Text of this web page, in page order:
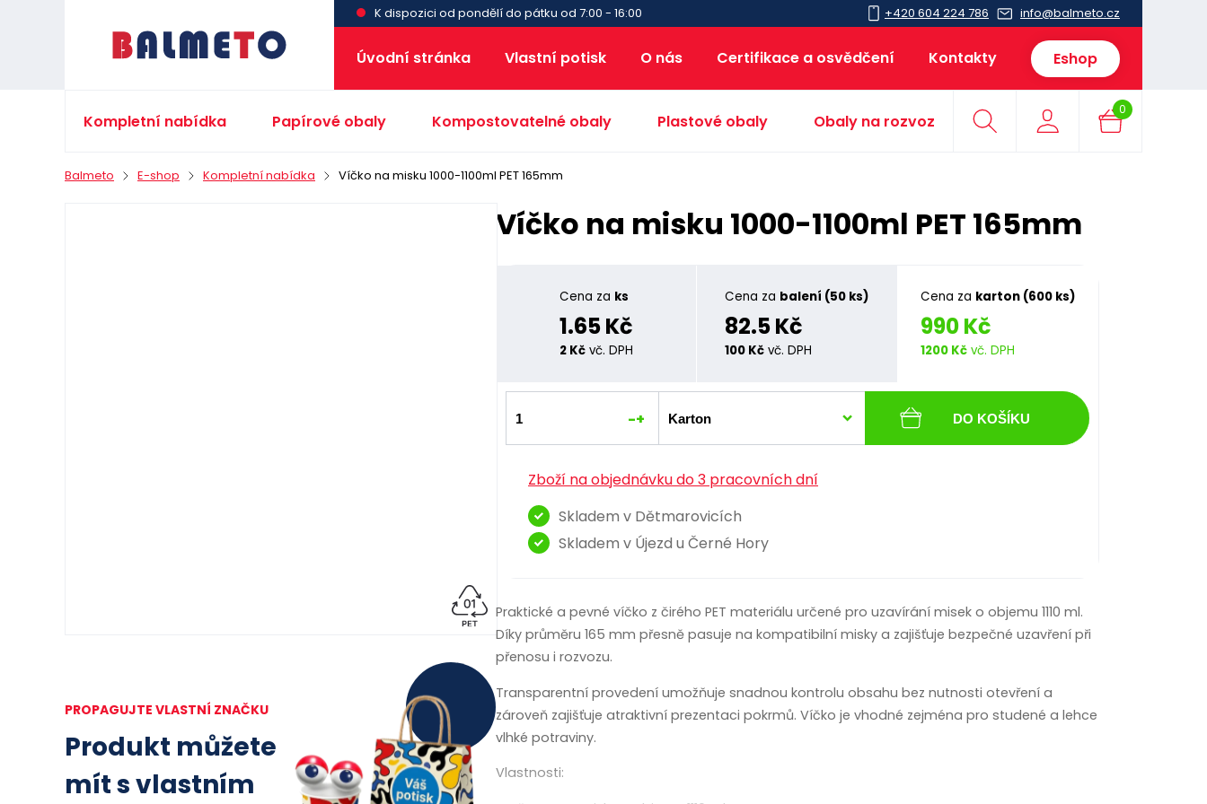
K dispozici od pondělí do pátku od 7:00 - 16:00 +420 604 224 786 info@balmeto.cz
Úvodní stránka Vlastní potisk O nás Certifikace a osvědčení Kontakty Eshop
Kompletní nabídka Papírové obaly Kompostovatelné obaly Plastové obaly Obaly na rozvoz
0
Balmeto E-shop Kompletní nabídka Víčko na misku 1000-1100ml PET 165mm
PROPAGUJTE VLASTNÍ ZNAČKU
Produkt můžete
mít s vlastním
Víčko na misku 1000-1100ml PET 165mm
Cena za ks
1.65 Kč
2 Kč vč. DPH
Cena za balení (50 ks)
82.5 Kč
100 Kč vč. DPH
Cena za karton (600 ks)
990 Kč
1200 Kčvč. DPH
-+ DO KOŠÍKU
Zboží na objednávku do 3 pracovních dní
Skladem v Dětmarovicích
Skladem v Újezd u Černé Hory
Praktické a pevné víčko z čirého PET materiálu určené pro uzavírání misek o objemu 1110 ml.
Díky průměru 165 mm přesně pasuje na kompatibilní misky a zajišťuje bezpečné uzavření při
přenosu i rozvozu.
Transparentní provedení umožňuje snadnou kontrolu obsahu bez nutnosti otevření a
zároveň zajišťuje atraktivní prezentaci pokrmů. Víčko je vhodné zejména pro studené a lehce
vlhké potraviny.
Vlastnosti: